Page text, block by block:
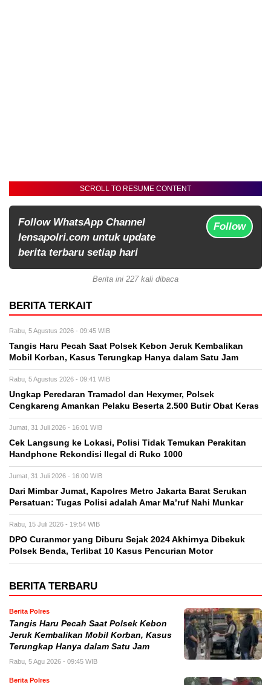
SCROLL TO RESUME CONTENT
Follow WhatsApp Channel
lensapolri.com untuk update
berita terbaru setiap hari
Follow
Berita ini 227 kali dibaca
BERITA TERKAIT
Rabu, 5 Agustus 2026 - 09:45 WIB
Tangis Haru Pecah Saat Polsek Kebon Jeruk Kembalikan
Mobil Korban, Kasus Terungkap Hanya dalam Satu Jam
Rabu, 5 Agustus 2026 - 09:41 WIB
Ungkap Peredaran Tramadol dan Hexymer, Polsek
Cengkareng Amankan Pelaku Beserta 2.500 Butir Obat Keras
Jumat, 31 Juli 2026 - 16:01 WIB
Cek Langsung ke Lokasi, Polisi Tidak Temukan Perakitan
Handphone Rekondisi Ilegal di Ruko 1000
Jumat, 31 Juli 2026 - 16:00 WIB
Dari Mimbar Jumat, Kapolres Metro Jakarta Barat Serukan
Persatuan: Tugas Polisi adalah Amar Ma’ruf Nahi Munkar
Rabu, 15 Juli 2026 - 19:54 WIB
DPO Curanmor yang Diburu Sejak 2024 Akhirnya Dibekuk
Polsek Benda, Terlibat 10 Kasus Pencurian Motor
BERITA TERBARU
Berita Polres
Tangis Haru Pecah Saat Polsek Kebon
Jeruk Kembalikan Mobil Korban, Kasus
Terungkap Hanya dalam Satu Jam
Rabu, 5 Agu 2026 - 09:45 WIB
Berita Polres